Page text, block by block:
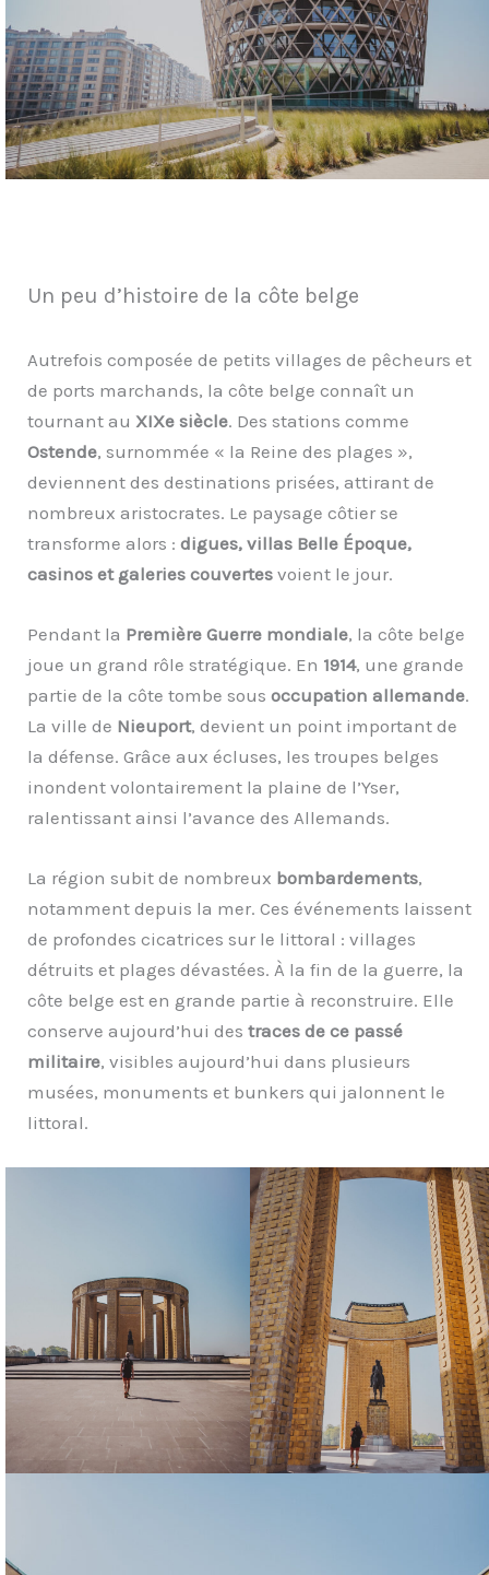
Un peu d’histoire de la côte belge
Autrefois composée de petits villages de pêcheurs et
de ports marchands, la côte belge connaît un
tournant au XIXe siècle. Des stations comme
Ostende, surnommée « la Reine des plages »,
deviennent des destinations prisées, attirant de
nombreux aristocrates. Le paysage côtier se
transforme alors : digues, villas Belle Époque,
casinos et galeries couvertes voient le jour.
Pendant la Première Guerre mondiale, la côte belge
joue un grand rôle stratégique. En 1914, une grande
partie de la côte tombe sous occupation allemande.
La ville de Nieuport, devient un point important de
la défense. Grâce aux écluses, les troupes belges
inondent volontairement la plaine de l’Yser,
ralentissant ainsi l’avance des Allemands.
La région subit de nombreux bombardements,
notamment depuis la mer. Ces événements laissent
de profondes cicatrices sur le littoral : villages
détruits et plages dévastées. À la fin de la guerre, la
côte belge est en grande partie à reconstruire. Elle
conserve aujourd’hui des traces de ce passé
militaire, visibles aujourd’hui dans plusieurs
musées, monuments et bunkers qui jalonnent le
littoral.